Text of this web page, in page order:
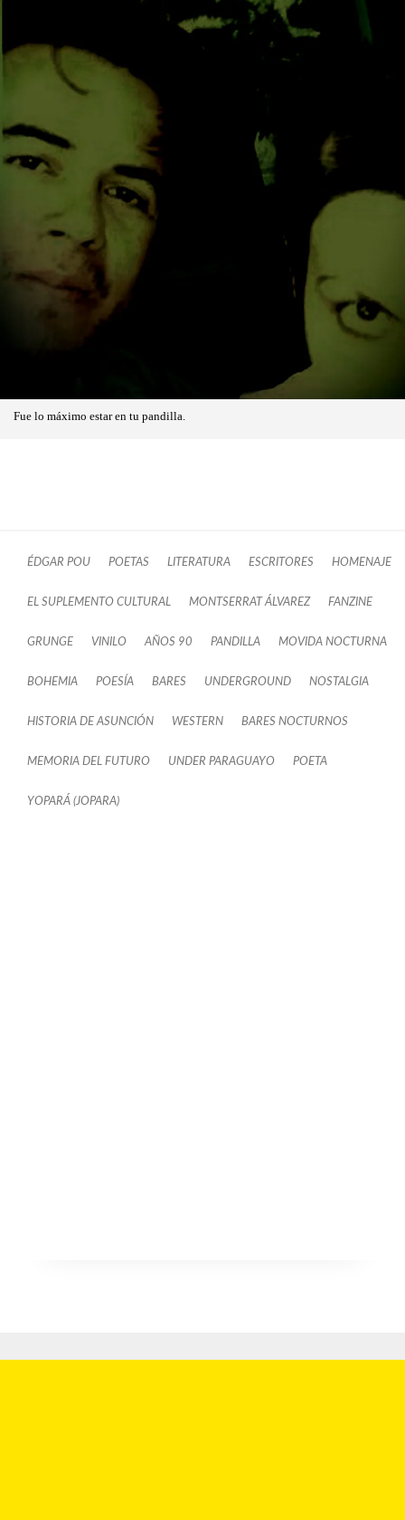
Fue lo máximo estar en tu pandilla.
ÉDGAR POU POETAS LITERATURA ESCRITORES HOMENAJE
EL SUPLEMENTO CULTURAL MONTSERRAT ÁLVAREZ FANZINE
GRUNGE VINILO AÑOS 90 PANDILLA MOVIDA NOCTURNA
BOHEMIA POESÍA BARES UNDERGROUND NOSTALGIA
HISTORIA DE ASUNCIÓN WESTERN BARES NOCTURNOS
MEMORIA DEL FUTURO UNDER PARAGUAYO POETA
YOPARÁ​ (JOPARA)